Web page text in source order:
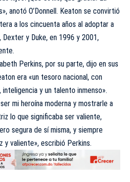
anotó O’Donnell. Keaton se convirtió
a los cincuenta años al adoptar a
Dexter y Duke, en 1996 y 2001,
Perkins, por su parte, dijo en sus
era «un tesoro nacional, con
inteligencia y un talento inmenso».
mi heroína moderna y mostrarle a
lo que significaba ser valiente,
segura de sí misma, y ​​siempre
y valiente», escribió Perkins.